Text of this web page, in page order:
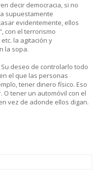
decir democracia, si no
supuestamente
evidentemente, ellos
con el terrorismo
la agitación y
la sopa.
deseo de controlarlo todo
el que las personas
tener dinero físico. Eso
O tener un automóvil con el
vez de adonde ellos digan.